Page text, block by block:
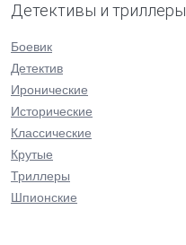
Детективы и триллеры
Боевик
Детектив
Иронические
Исторические
Классические
Крутые
Триллеры
Шпионские